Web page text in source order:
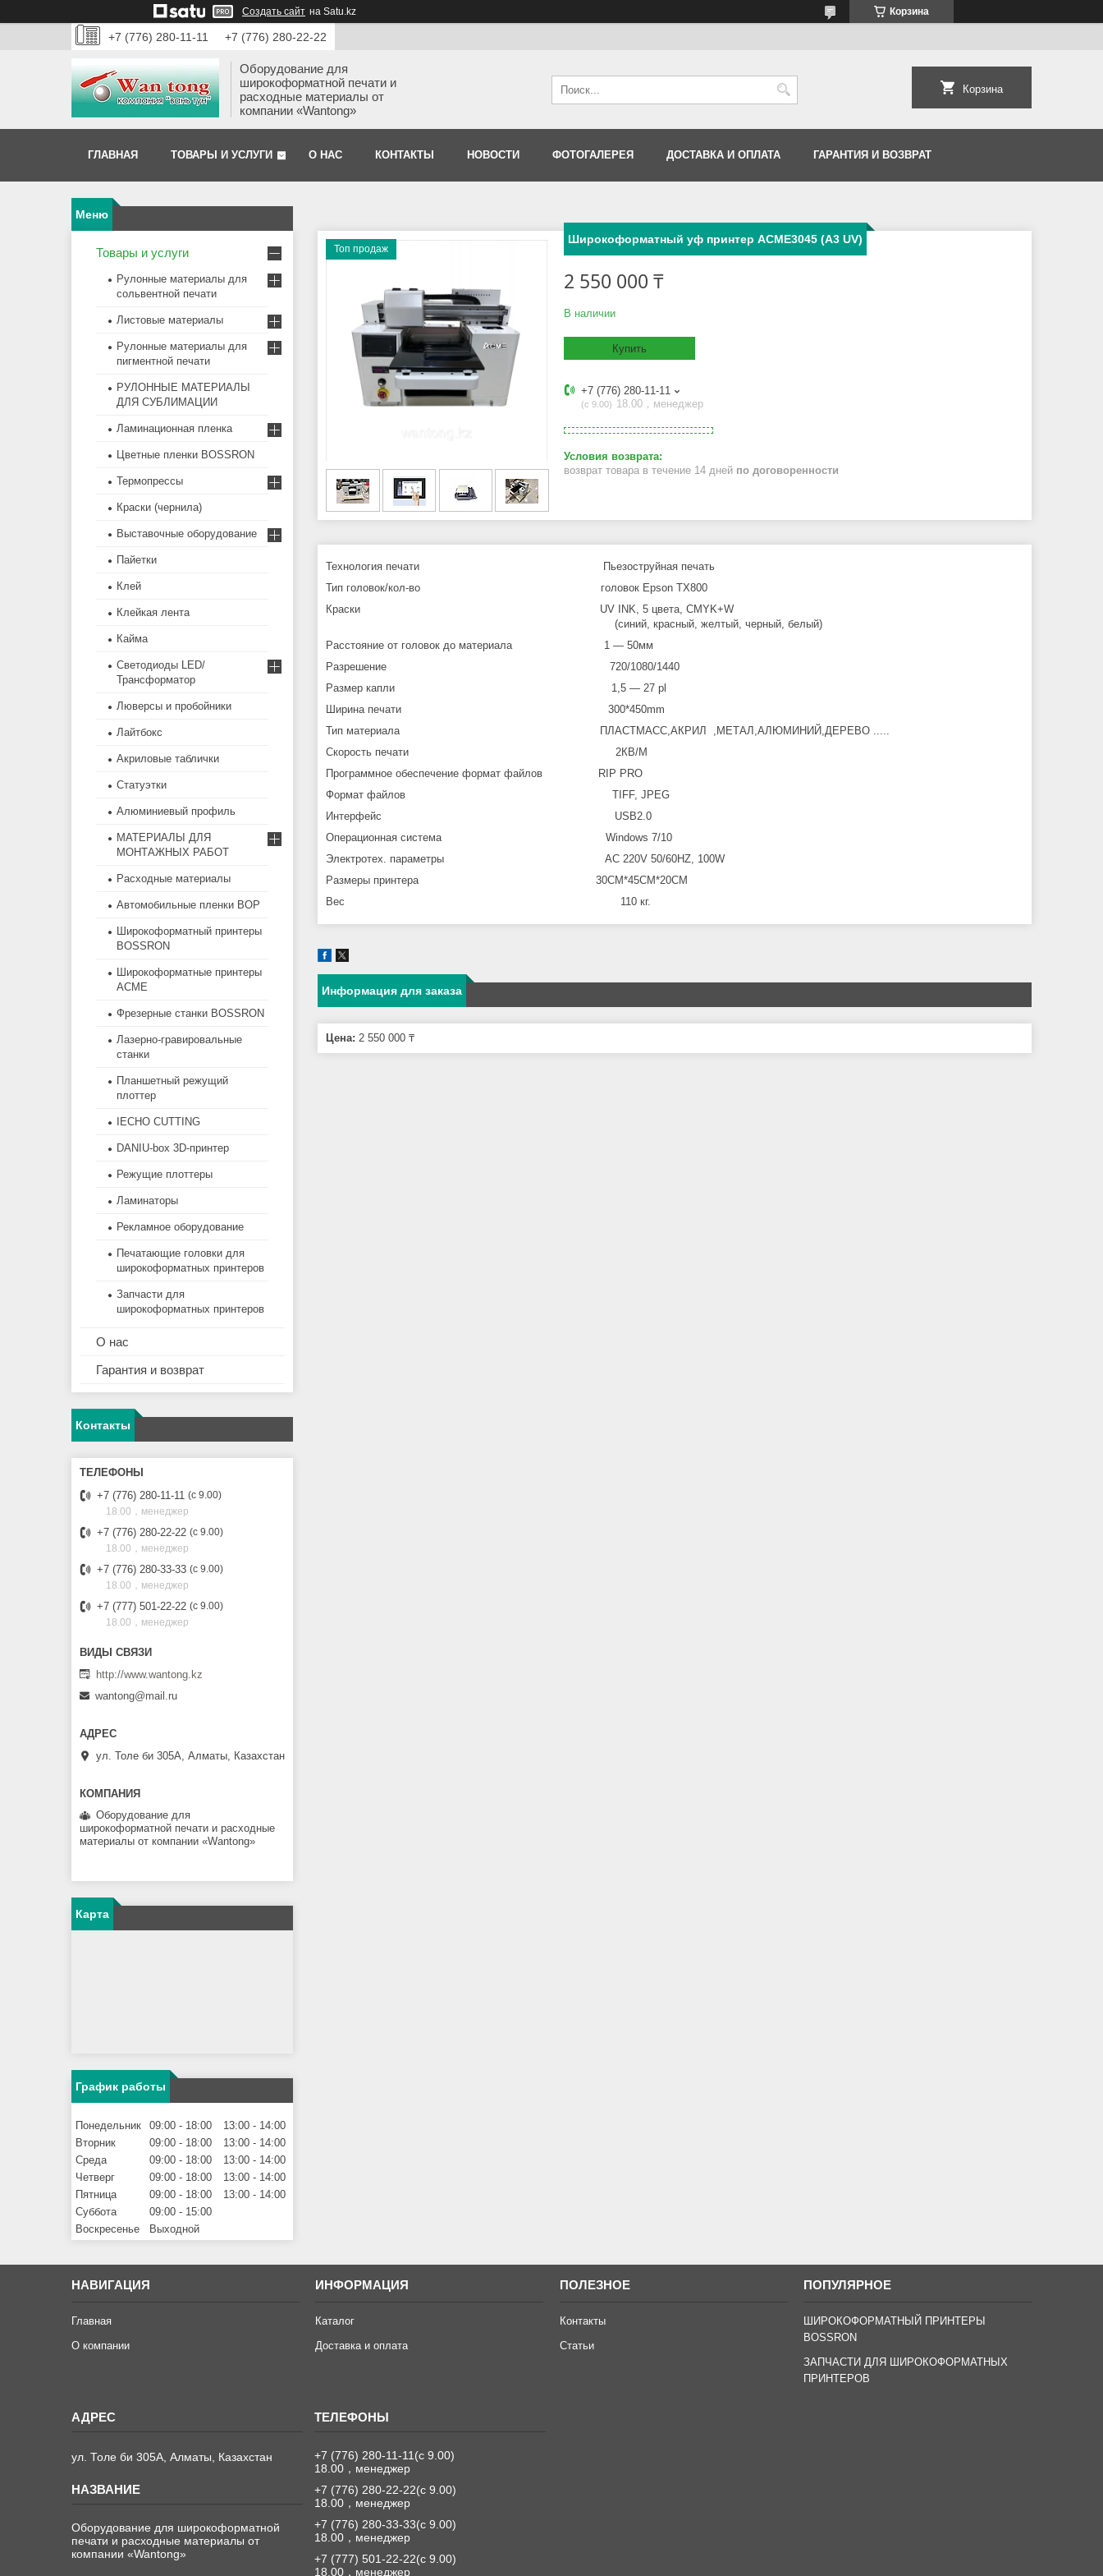
Создать сайт на Satu.kz Корзина
+7 (776) 280-11-11 +7 (776) 280-22-22
Оборудование для
широкоформатной печати и
расходные материалы от
компании «Wantong»
Корзина
ГЛАВНАЯ ТОВАРЫ И УСЛУГИ О НАС КОНТАКТЫ НОВОСТИ ФОТОГАЛЕРЕЯ ДОСТАВКА И ОПЛАТА ГАРАНТИЯ И ВОЗВРАТ
Топ продаж
Широкоформатный уф принтер ACME3045 (A3 UV)
2 550 000 ₸
В наличии
Купить
+7 (776) 280-11-11
с 9.00 18.00，менеджер
возврат товара в течение 14 дней по договоренности
Технология печати Пьезоструйная печать
Тип головок/кол-во головок Epson TX800
Краски UV INK, 5 цвета, CMYK+W
(синий, красный, желтый, черный, белый)
Расстояние от головок до материала 1 — 50мм
Разрешение 720/1080/1440
Размер капли 1,5 — 27 pl
Ширина печати 300*450mm
Тип материала ПЛАСТМАСС,АКРИЛ ,МЕТАЛ,АЛЮМИНИЙ,ДЕРЕВО .....
Скорость печати 2КВ/М
Программное обеспечение формат файлов RIP PRO
Формат файлов TIFF, JPEG
Интерфейс USB2.0
Операционная система Windows 7/10
Электротех. параметры АС 220V 50/60HZ, 100W
Размеры принтера 30CM*45CM*20CM
Вес 110 кг.
Информация для заказа
Цена: 2 550 000 ₸
Товары и услуги
Рулонные материалы для
сольвентной печати
Листовые материалы
Рулонные материалы для
пигментной печати
РУЛОННЫЕ МАТЕРИАЛЫ
ДЛЯ СУБЛИМАЦИИ
Ламинационная пленка
Цветные пленки BOSSRON
Термопрессы
Краски (чернила)
Выставочные оборудование
Пайетки
Клей
Клейкая лента
Кайма
Светодиоды LED/
Трансформатор
Люверсы и пробойники
Лайтбокс
Акриловые таблички
Статуэтки
Алюминиевый профиль
МАТЕРИАЛЫ ДЛЯ
МОНТАЖНЫХ РАБОТ
Расходные материалы
Автомобильные пленки BOP
Широкоформатный принтеры
BOSSRON
Широкоформатные принтеры
ACME
Фрезерные станки BOSSRON
Лазерно-гравировальные
станки
Планшетный режущий
плоттер
IECHO CUTTING
DANIU-box 3D-принтер
Режущие плоттеры
Ламинаторы
Рекламное оборудование
Печатающие головки для
широкоформатных принтеров
Запчасти для
широкоформатных принтеров
О нас
Гарантия и возврат
Контакты
+7 (776) 280-11-11 с 9.00
18.00，менеджер
+7 (776) 280-22-22 с 9.00
18.00，менеджер
+7 (776) 280-33-33 с 9.00
18.00，менеджер
+7 (777) 501-22-22 с 9.00
18.00，менеджер
http://www.wantong.kz
wantong@mail.ru
ул. Толе би 305А, Алматы, Казахстан
Оборудование для
широкоформатной печати и расходные
материалы от компании «Wantong»
Карта
График работы
Понедельник 09:00 18:00 13:00
14:00
Вторник
09:00 18:00 13:00
14:00
Среда
09:00 18:00 13:00
14:00
Четверг
09:00 18:00 13:00
14:00
Пятница
09:00 18:00 13:00
14:00
Суббота
09:00
15:00
Воскресенье
Выходной
НАВИГАЦИЯ
Главная
О компании
ИНФОРМАЦИЯ
Каталог
Доставка и оплата
ПОЛЕЗНОЕ
Контакты
Статьи
ПОПУЛЯРНОЕ
ШИРОКОФОРМАТНЫЙ ПРИНТЕРЫ
BOSSRON
ЗАПЧАСТИ ДЛЯ ШИРОКОФОРМАТНЫХ
ПРИНТЕРОВ
ул. Толе би 305А, Алматы, Казахстан
Оборудование для широкоформатной
печати и расходные материалы от
компании «Wantong»
+7 (776) 280-11-11 с 9.00
18.00，менеджер
+7 (776) 280-22-22 с 9.00
18.00，менеджер
+7 (776) 280-33-33 с 9.00
18.00，менеджер
+7 (777) 501-22-22 с 9.00
18.00，менеджер